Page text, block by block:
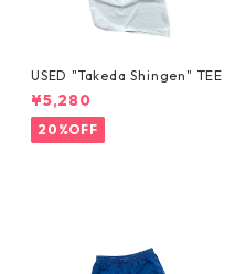
USED "Takeda Shingen" TEE
¥5,280
20%OFF